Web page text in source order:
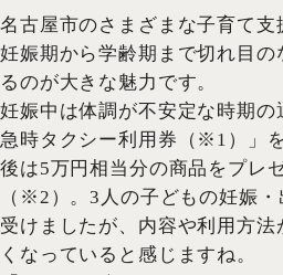
名古屋市のさまざまな子育て支
妊娠期から学齢期まで切れ目
るのが大きな魅力です。
妊娠中は体調が不安定な時期
急時タクシー利用券（※1）」
後は5万円相当分の商品をプレ
（※2）。3人の子どもの妊娠
受けましたが、内容や利用方法
くなっていると感じますね。